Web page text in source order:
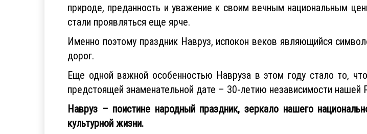
природе, преданность и уважение к своим вечным национальным
стали проявляться еще ярче.
Именно поэтому праздник Навруз, испокон веков являющийся
дорог.
Еще одной важной особенностью Навруза в этом году стало то,
предстоящей знаменательной дате – 30-летию независимости нашей
Навруз – поистине народный праздник, зеркало нашего
культурной жизни.